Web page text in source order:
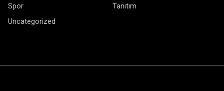
Spor
Tanıtım
Uncategorized